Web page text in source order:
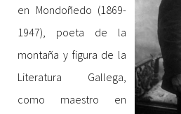
en Mondoñedo (1869-
1947), poeta de la
montaña y figura de la
Literatura Gallega,
como maestro en